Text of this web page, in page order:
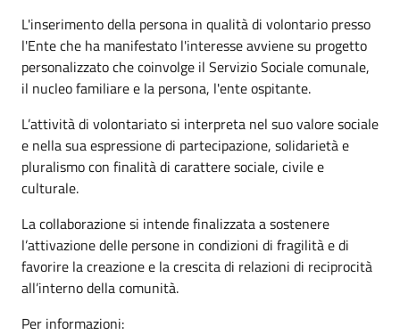
L'inserimento della persona in qualità di volontario presso
l'Ente che ha manifestato l'interesse avviene su progetto
personalizzato che coinvolge il Servizio Sociale comunale,
il nucleo familiare e la persona, l'ente ospitante.
L’attività di volontariato si interpreta nel suo valore sociale
e nella sua espressione di partecipazione, solidarietà e
pluralismo con finalità di carattere sociale, civile e
culturale.
La collaborazione si intende finalizzata a sostenere
l’attivazione delle persone in condizioni di fragilità e di
favorire la creazione e la crescita di relazioni di reciprocità
all’interno della comunità.
Per informazioni: